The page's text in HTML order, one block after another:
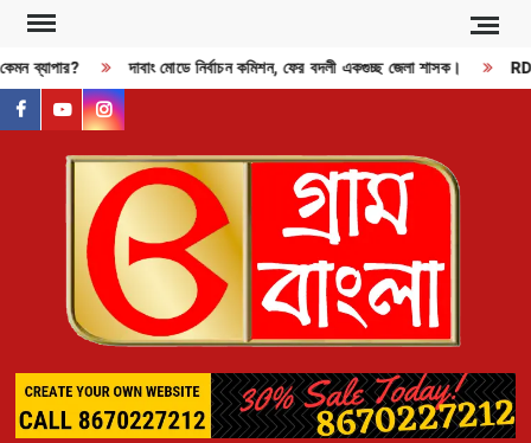
Skip
content
ব্যাপার? দাবাং মোডে নির্বাচন কমিশন, ফের বদলী একগুচ্ছ জেলা শাসক।
facebook
youtubeinstagram